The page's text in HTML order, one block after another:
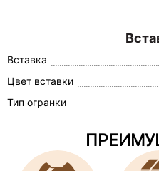
Вставка
Цвет вставки
Тип огранки